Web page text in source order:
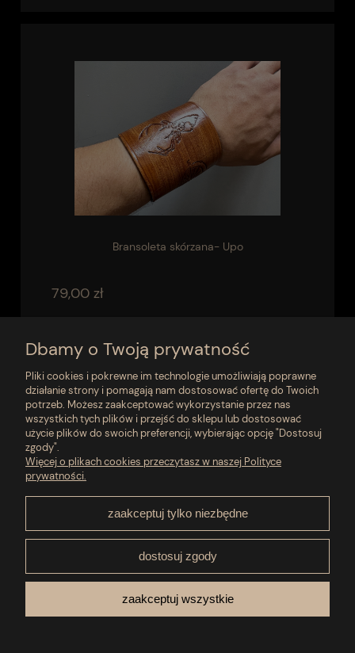
Bransoleta skórzana- Upo
79,00 zł
« 1 2 3 4 »
Moje konto
Płatności i dostawa
Pomoc
O nas
Informacje
Dbamy o Twoją prywatność
Pliki cookies i pokrewne im technologie umożliwiają poprawne
działanie strony i pomagają nam dostosować ofertę do Twoich
potrzeb. Możesz zaakceptować wykorzystanie przez nas
wszystkich tych plików i przejść do sklepu lub dostosować
użycie plików do swoich preferencji, wybierając opcję "Dostosuj
zgody".
Więcej o plikach cookies przeczytasz w naszej Polityce
prywatności.
zaakceptuj tylko niezbędne
dostosuj zgody
zaakceptuj wszystkie